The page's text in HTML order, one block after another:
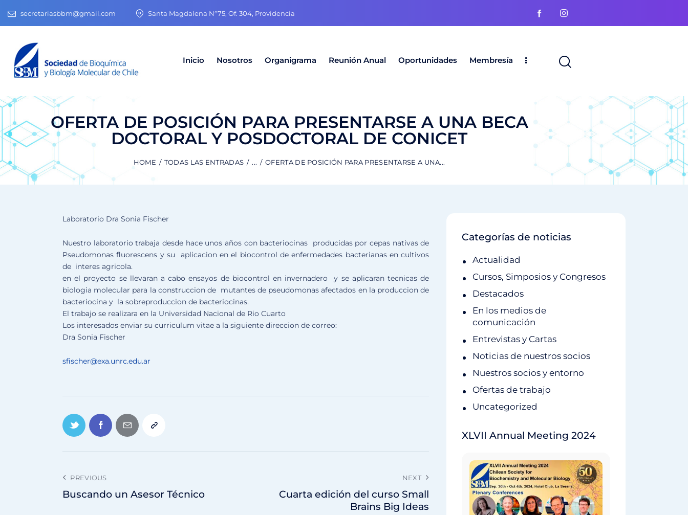
secretariasbbm@gmail.com Santa Magdalena N°75, Of. 304, Providencia
Inicio Nosotros Organigrama Reunión Anual Oportunidades Membresía
OFERTA DE POSICIÓN PARA PRESENTARSE A UNA BECA
DOCTORAL Y POSDOCTORAL DE CONICET
HOME TODAS LAS ENTRADAS ... OFERTA DE POSICIÓN PARA PRESENTARSE A UNA...
Laboratorio Dra Sonia Fischer
Nuestro laboratorio trabaja desde hace unos años con bacteriocinas producidas por cepas nativas de
Pseudomonas fluorescens y su aplicacion en el biocontrol de enfermedades bacterianas en cultivos
de interes agricola.
en el proyecto se llevaran a cabo ensayos de biocontrol en invernadero y se aplicaran tecnicas de
biologia molecular para la construccion de mutantes de pseudomonas afectados en la produccion de
bacteriocina y la sobreproduccion de bacteriocinas.
El trabajo se realizara en la Universidad Nacional de Rio Cuarto
Los interesados enviar su curriculum vitae a la siguiente direccion de correo:
Dra Sonia Fischer
sfischer@exa.unrc.edu.ar
PREVIOUS
Buscando un Asesor Técnico
NEXT
Cuarta edición del curso Small
Brains Big Ideas
Categorías de noticias
Actualidad
Cursos, Simposios y Congresos
Destacados
En los medios de
comunicación
Entrevistas y Cartas
Noticias de nuestros socios
Nuestros socios y entorno
Ofertas de trabajo
Uncategorized
XLVII Annual Meeting 2024